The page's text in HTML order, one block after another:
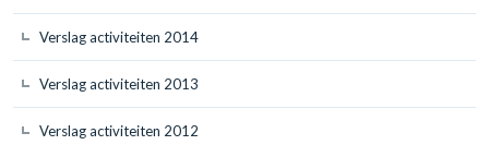
Verslag activiteiten 2014
Verslag activiteiten 2013
Verslag activiteiten 2012